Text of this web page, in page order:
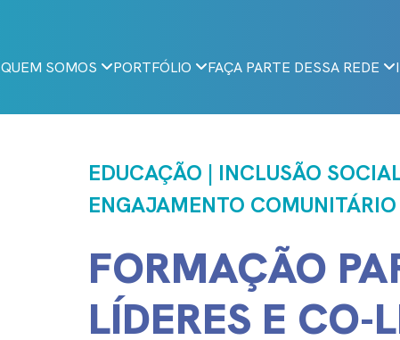
QUEM SOMOS PORTFÓLIO FAÇA PARTE DESSA REDE
EDUCAÇÃO | INCLUSÃO
ENGAJAMENTO
FORMAÇÃO
LÍDERES E CO-